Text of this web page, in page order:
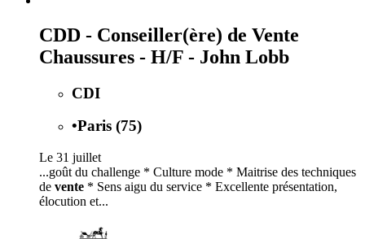
CDD - Conseiller(ère) de Vente
Chaussures - H/F - John Lobb
CDI
•Paris (75)
Le 31 juillet
...goût du challenge * Culture mode * Maitrise des techniques
de vente * Sens aigu du service * Excellente présentation,
élocution et...